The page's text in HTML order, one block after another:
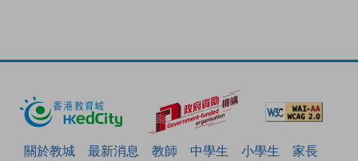
關於教城 最新消息 教師 中學生 小學生
家長